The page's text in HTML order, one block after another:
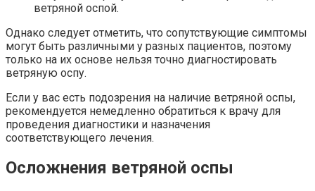
ветряной оспой.
Однако следует отметить, что сопутствующие симптомы
могут быть различными у разных пациентов, поэтому
только на их основе нельзя точно диагностировать
ветряную оспу.
Если у вас есть подозрения на наличие ветряной оспы,
рекомендуется немедленно обратиться к врачу для
проведения диагностики и назначения
соответствующего лечения.
Осложнения ветряной оспы